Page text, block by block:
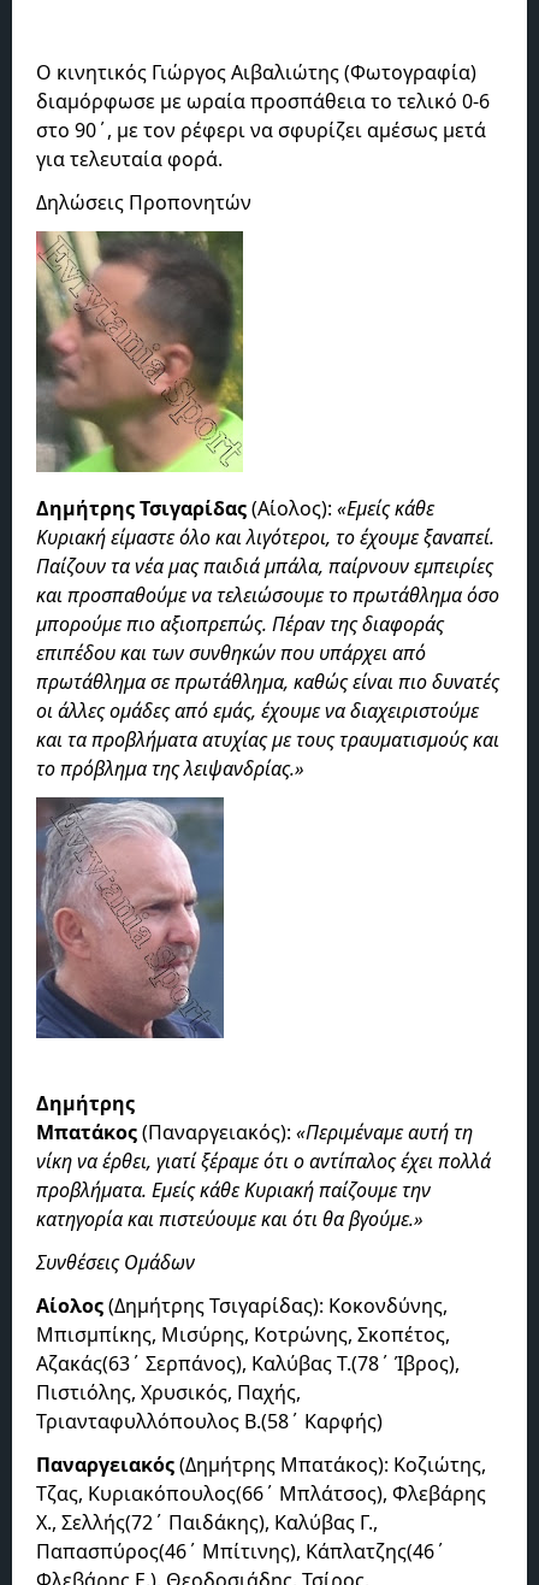
Ο κινητικός Γιώργος Αιβαλιώτης (Φωτογραφία)
διαμόρφωσε με ωραία προσπάθεια το τελικό 0-6
στο 90΄, με τον ρέφερι να σφυρίζει αμέσως μετά
για τελευταία φορά.
Δηλώσεις Προπονητών
Δημήτρης Τσιγαρίδας(Αίολος): «Εμείς κάθε
Κυριακή είμαστε όλο και λιγότεροι, το έχουμε ξαναπεί.
Παίζουν τα νέα μας παιδιά μπάλα, παίρνουν εμπειρίες
και προσπαθούμε να τελειώσουμε το πρωτάθλημα όσο
μπορούμε πιο αξιοπρεπώς. Πέραν της διαφοράς
επιπέδου και των συνθηκών που υπάρχει από
πρωτάθλημα σε πρωτάθλημα, καθώς είναι πιο δυνατές
οι άλλες ομάδες από εμάς, έχουμε να διαχειριστούμε
και τα προβλήματα ατυχίας με τους τραυματισμούς και
το πρόβλημα της λειψανδρίας.»
Δημήτρης
Μπατάκος(Παναργειακός): «Περιμέναμε αυτή τη
νίκη να έρθει, γιατί ξέραμε ότι ο αντίπαλος έχει πολλά
προβλήματα. Εμείς κάθε Κυριακή παίζουμε την
κατηγορία και πιστεύουμε και ότι θα βγούμε.»
Συνθέσεις Ομάδων
Αίολος(Δημήτρης Τσιγαρίδας): Κοκονδύνης,
Μπισμπίκης, Μισύρης, Κοτρώνης, Σκοπέτος,
Αζακάς(63΄ Σερπάνος), Καλύβας Τ.(78΄ Ίβρος),
Πιστιόλης, Χρυσικός, Παχής,
Τριανταφυλλόπουλος Β.(58΄ Καρφής)
Παναργειακός(Δημήτρης Μπατάκος): Κοζιώτης,
Τζας, Κυριακόπουλος(66΄ Μπλάτσος), Φλεβάρης
Χ., Σελλής(72΄ Παιδάκης), Καλύβας Γ.,
Παπασπύρος(46΄ Μπίτινης), Κάπλατζης(46΄